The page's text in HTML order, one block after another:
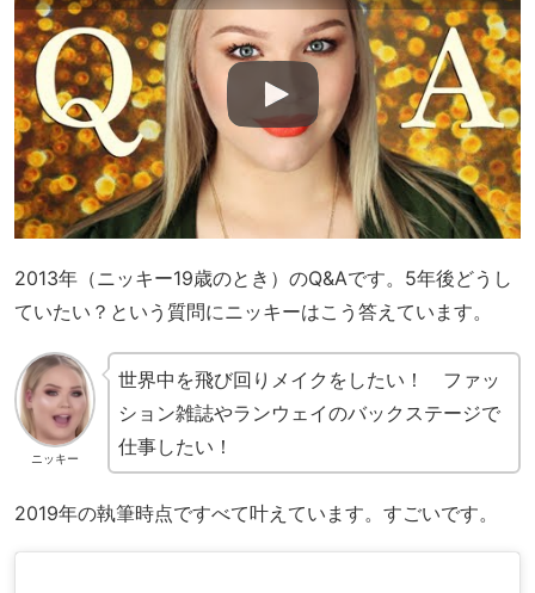
2013年（ニッキー19歳のとき）のQ&Aです。5年後どうし
ていたい？という質問にニッキーはこう答えています。
ニッキー
世界中を飛び回りメイクをしたい！ ファッ
ション雑誌やランウェイのバックステージで
仕事したい！
2019年の執筆時点ですべて叶えています。すごいです。